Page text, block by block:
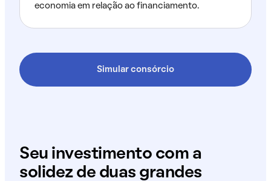
economia em relação ao financiamento.
Simular consórcio
Seu investimento com a
solidez de duas grandes